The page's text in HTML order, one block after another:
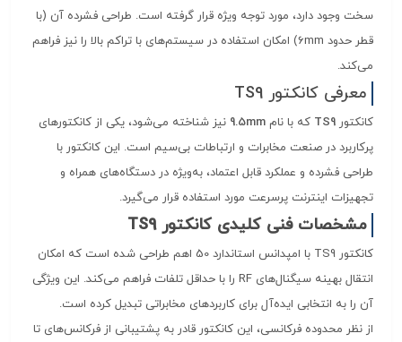
سخت وجود دارد، مورد توجه ویژه قرار گرفته است. طراحی فشرده آن (با
قطر حدود 6mm) امکان استفاده در سیستم‌های با تراکم بالا را نیز فراهم
می‌کند.
معرفی کانکتور TS9
کانکتور TS9 که با نام 9.5mm نیز شناخته می‌شود، یکی از کانکتورهای
پرکاربرد در صنعت مخابرات و ارتباطات بی‌سیم است. این کانکتور با
طراحی فشرده و عملکرد قابل اعتماد، به‌ویژه در دستگاه‌های همراه و
تجهیزات اینترنت پرسرعت مورد استفاده قرار می‌گیرد.
مشخصات فنی کلیدی کانکتور TS9
کانکتور TS9 با امپدانس استاندارد 50 اهم طراحی شده است که امکان
انتقال بهینه سیگنال‌های RF را با حداقل تلفات فراهم می‌کند. این ویژگی
آن را به انتخابی ایده‌آل برای کاربردهای مخابراتی تبدیل کرده است.
از نظر محدوده فرکانسی، این کانکتور قادر به پشتیبانی از فرکانس‌های تا